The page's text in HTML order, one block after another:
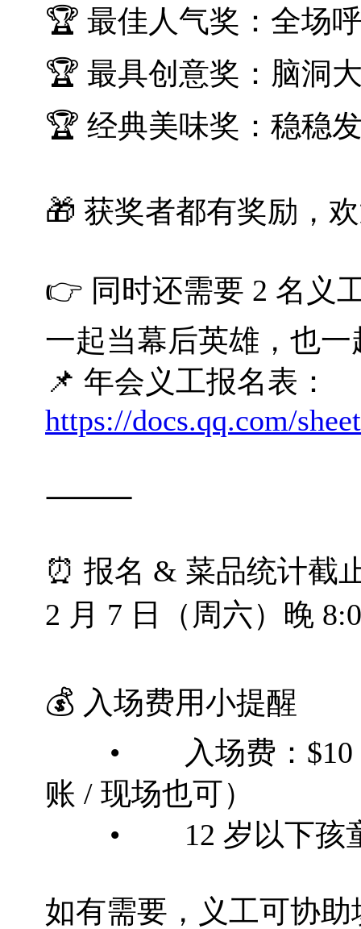
🏆 最佳人气奖：全场
🏆 最具创意奖：脑洞
🏆 经典美味奖：稳稳
🎁 获奖者都有奖励，
👉 同时还需要 2 名义
一起当幕后英雄，也一
📌 年会义工报名表：
https://docs.qq.com/
⸻
⏰ 报名 & 菜品统计截
2 月 7 日（周六）晚
💰 入场费用小提醒
• 入场费：$10 /
账 / 现场也可）
• 12 岁以下孩童
如有需要，义工可协